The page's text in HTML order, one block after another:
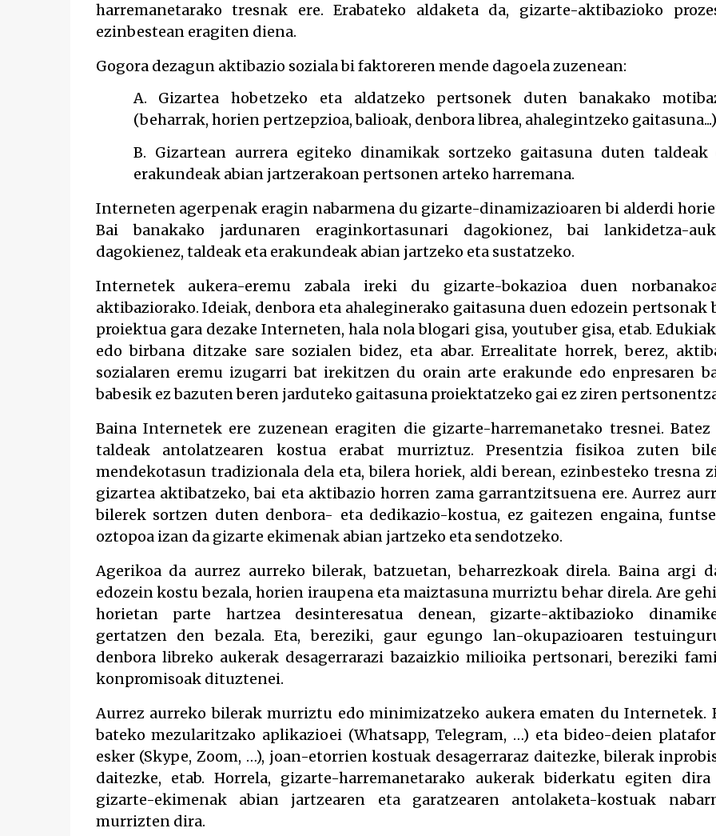
harremanetarako tresnak ere. Erabateko aldaketa da, gizarte-aktibazioko
ezinbestean eragiten diena.
Gogora dezagun aktibazio soziala bi faktoreren mende dagoela zuzenean:
A. Gizartea hobetzeko eta aldatzeko pertsonek duten banakako
(beharrak, horien pertzepzioa, balioak, denbora librea, ahalegintzeko gaitasuna...)
B. Gizartean aurrera egiteko dinamikak sortzeko gaitasuna duten taldeak
erakundeak abian jartzerakoan pertsonen arteko harremana.
Interneten agerpenak eragin nabarmena du gizarte-dinamizazioaren bi alderdi
Bai banakako jardunaren eraginkortasunari dagokionez, bai lankidetza-
dagokienez, taldeak eta erakundeak abian jartzeko eta sustatzeko.
Internetek aukera-eremu zabala ireki du gizarte-bokazioa duen
aktibaziorako. Ideiak, denbora eta ahaleginerako gaitasuna duen edozein pertsonak
proiektua gara dezake Interneten, hala nola blogari gisa, youtuber gisa, etab.
edo birbana ditzake sare sozialen bidez, eta abar. Errealitate horrek, berez,
sozialaren eremu izugarri bat irekitzen du orain arte erakunde edo enpresaren
babesik ez bazuten beren jarduteko gaitasuna proiektatzeko gai ez ziren
Baina Internetek ere zuzenean eragiten die gizarte-harremanetako tresnei. Batez
taldeak antolatzearen kostua erabat murriztuz. Presentzia fisikoa zuten
mendekotasun tradizionala dela eta, bilera horiek, aldi berean, ezinbesteko tresna
gizartea aktibatzeko, bai eta aktibazio horren zama garrantzitsuena ere. Aurrez
bilerek sortzen duten denbora- eta dedikazio-kostua, ez gaitezen engaina,
oztopoa izan da gizarte ekimenak abian jartzeko eta sendotzeko.
Agerikoa da aurrez aurreko bilerak, batzuetan, beharrezkoak direla. Baina argi
edozein kostu bezala, horien iraupena eta maiztasuna murriztu behar direla. Are
horietan parte hartzea desinteresatua denean, gizarte-aktibazioko
gertatzen den bezala. Eta, bereziki, gaur egungo lan-okupazioaren
denbora libreko aukerak desagerrarazi bazaizkio milioika pertsonari, bereziki
konpromisoak dituztenei.
Aurrez aurreko bilerak murriztu edo minimizatzeko aukera ematen du Internetek.
bateko mezularitzako aplikazioei (Whatsapp, Telegram, …) eta bideo-deien
esker (Skype, Zoom, …), joan-etorrien kostuak desagerraraz daitezke, bilerak
daitezke, etab. Horrela, gizarte-harremanetarako aukerak biderkatu egiten
gizarte-ekimenak abian jartzearen eta garatzearen antolaketa-kostuak
murrizten dira.